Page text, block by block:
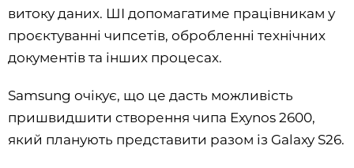
витоку даних. ШІ допомагатиме працівникам у
проєктуванні чипсетів, обробленні технічних
документів та інших процесах.
Samsung очікує, що це дасть можливість
пришвидшити створення чипа Exynos 2600,
який планують представити разом із Galaxy S26.